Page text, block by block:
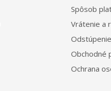
Spôsob
Vrátenie a
Obchodné
Ochrana